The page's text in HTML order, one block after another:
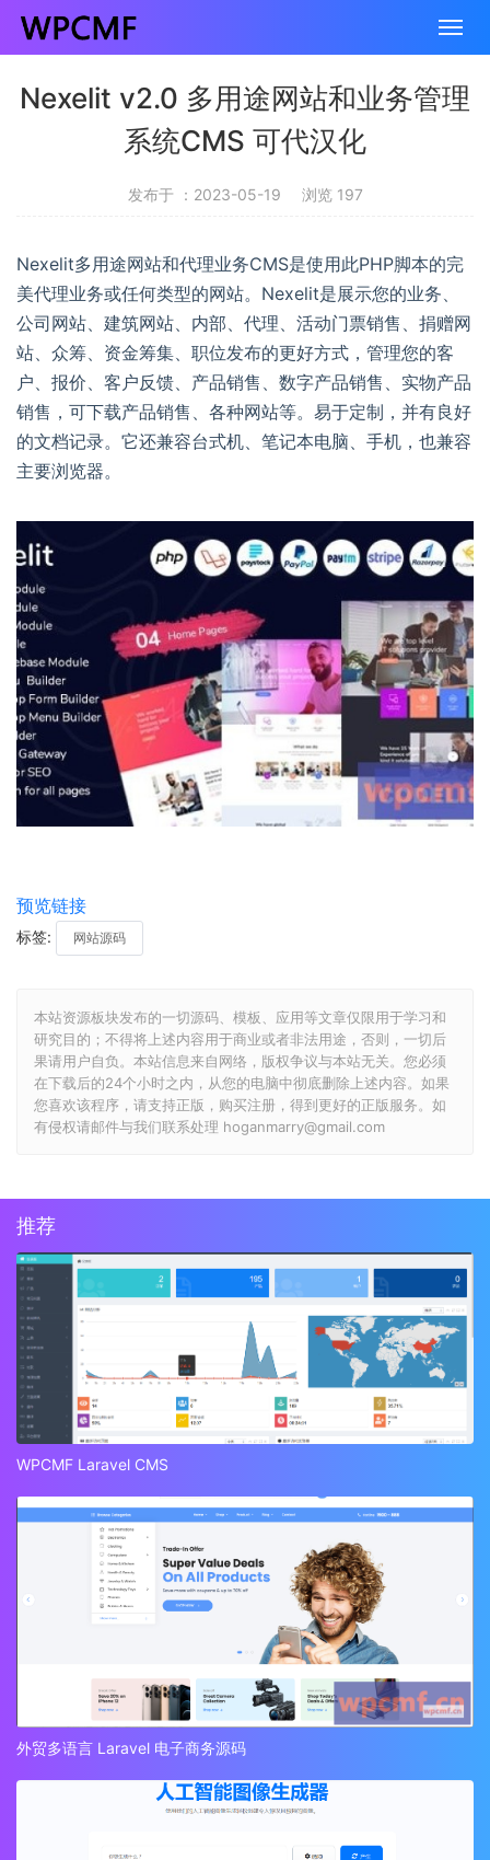
Nexelit v2.0 多用途网站和业务管理
系统CMS 可代汉化
发布于 ：2023-05-19 浏览 197
Nexelit多用途网站和代理业务CMS是使用此PHP脚本的完
美代理业务或任何类型的网站。Nexelit是展示您的业务、
公司网站、建筑网站、内部、代理、活动门票销售、捐赠网
站、众筹、资金筹集、职位发布的更好方式，管理您的客
户、报价、客户反馈、产品销售、数字产品销售、实物产品
销售，可下载产品销售、各种网站等。易于定制，并有良好
的文档记录。它还兼容台式机、笔记本电脑、手机，也兼容
主要浏览器。
预览链接
标签: 网站源码
本站资源板块发布的一切源码、模板、应用等文章仅限用于学习和
研究目的；不得将上述内容用于商业或者非法用途，否则，一切后
果请用户自负。本站信息来自网络，版权争议与本站无关。您必须
在下载后的24个小时之内，从您的电脑中彻底删除上述内容。如果
您喜欢该程序，请支持正版，购买注册，得到更好的正版服务。如
有侵权请邮件与我们联系处理 hoganmarry@gmail.com
推荐
WPCMF Laravel CMS
外贸多语言 Laravel 电子商务源码